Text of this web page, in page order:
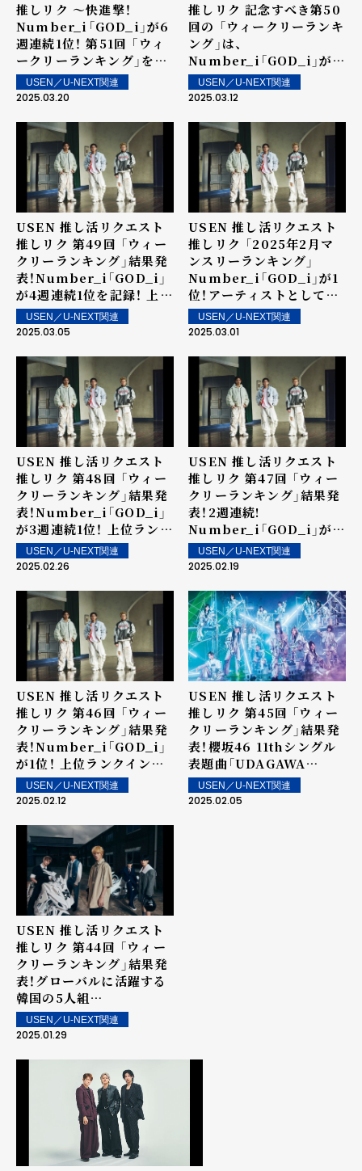
推しリク ～快進撃！
Number_i「GOD_i」が6
週連続1位！ 第51回 「ウィ
ークリーランキング」を発
表～ 上位ランクイン楽曲
は街中・店内で配信！
USEN／U-NEXT関連
2025.03.20
推しリク 記念すべき第50
回の 「ウィークリーランキ
ング」は、
Number_i「GOD_i」が5
週連続1位を記録！ 上位ラ
ンクイン楽曲は街中・店内
USEN／U-NEXT関連
2025.03.12
USEN 推し活リクエスト
推しリク 第49回 「ウィー
クリーランキング」結果発
表！Number_i「GOD_i」
が4週連続1位を記録！ 上位
ランクイン楽曲は街中・店
内で配信！
USEN／U-NEXT関連
2025.03.05
USEN 推し活リクエスト
推しリク 「2025年2月マ
ンスリーランキング」
Number_i「GOD_i」が1
位！アーティストとしては
3か月連続の1位を記録！
USEN／U-NEXT関連
2025.03.01
USEN 推し活リクエスト
推しリク 第48回 「ウィー
クリーランキング」結果発
表！Number_i「GOD_i」
が3週連続1位！ 上位ランク
イン楽曲は街中・店内で配
信！
USEN／U-NEXT関連
2025.02.26
USEN 推し活リクエスト
推しリク 第47回 「ウィー
クリーランキング」結果発
表！2週連続!
Number_i「GOD_i」が1
位！ 上位ランクイン楽曲は
街中・店内で配信！
USEN／U-NEXT関連
2025.02.19
USEN 推し活リクエスト
推しリク 第46回 「ウィー
クリーランキング」結果発
表！Number_i「GOD_i」
が1位！ 上位ランクイン楽
曲は街中・店内で配信！
USEN／U-NEXT関連
2025.02.12
USEN 推し活リクエスト
推しリク 第45回 「ウィー
クリーランキング」結果発
表！櫻坂46 11thシングル
表題曲「UDAGAWA
GENERATION」が1位を
獲得！ 上位ランクイン楽曲
USEN／U-NEXT関連
2025.02.05
USEN 推し活リクエスト
推しリク 第44回 「ウィー
クリーランキング」結果発
表！グローバルに活躍する
韓国の5人組
TOMORROW X
TOGETHER「Over The
上位ランクイン楽曲は街
中・店内で配信！
USEN／U-NEXT関連
2025.01.29